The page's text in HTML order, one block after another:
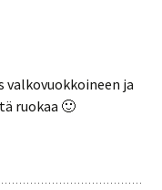
valkovuokkoineen ja
ruokaa 🙂